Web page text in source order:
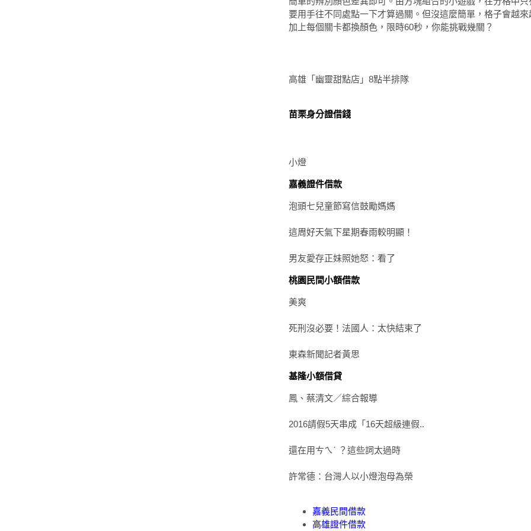
要用手往不同處點一下才算過關。但沒這麼簡單，格子會越來
加上每個關卡都換顏色，限時60秒，你能挑戰幾關？
高雄「幽靈甜點店」8點半排隊
苗栗身分證借錢
小燈
嘉義證件借款
泡頭七兒童節寫信鼓勵媽媽
這周好天氣下星期春雨較明顯！
男友愛存正妹照她怒：看了
桃園民間小額借款
美爽
死刑沒必要！法國人：太快結束了
東森新聞記者黃思
基隆小額借貸
鳳、蔡清文／綜合報導
2016請假5天串成「16天超級連假..
還在用ㄘㄟˊ ？這些詞太過時
許常德：台灣人以小燈泡母為榮
嘉義民間借款
高雄證件借款